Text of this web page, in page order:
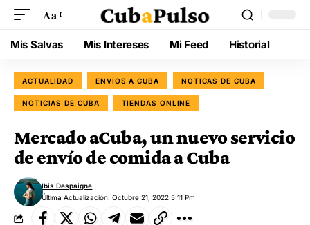
Aa
Mis Salvas Mis Intereses Mi Feed Historial
ACTUALIDAD ENVÍOS A CUBA NOTICAS DE CUBA
NOTICIAS DE CUBA TIENDAS ONLINE
Mercado aCuba, un nuevo servicio
de envío de comida a Cuba
Última Actualización: Octubre 21, 2022 5:11 Pm
Ibis Despaigne